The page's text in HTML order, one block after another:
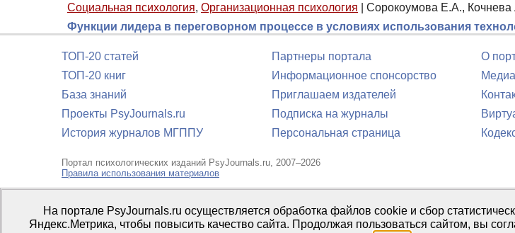
Социальная психология, Организационная психология
Сорокоумова Е.А.,
Функции лидера в переговорном процессе в условиях использования
ТОП-20 статей
ТОП-20 книг
База знаний
Проекты PsyJournals.ru
История журналов МГППУ
Партнеры портала
Информационное спонсорство
Приглашаем издателей
Подписка на журналы
Персональная страница
О
Портал психологических изданий PsyJournals.ru, 2007–2026
Правила использования материалов
Свидетельство регистрации СМИЭл № ФС77-66447 от 14 июля 2016 г.
Издатель:ФГБОУ ВО МГППУ
На портале PsyJournals.ru осуществляется обработка файлов cookie и сбор
Яндекс.Метрика, чтобы повысить качество сайта. Продолжая пользоваться сайтом, вы